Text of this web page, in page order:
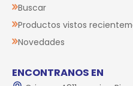
Buscar
Productos vistos
Novedades
ENCONTRANOS EN